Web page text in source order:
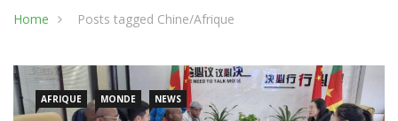
Home Posts tagged Chine/Afrique
AFRIQUE MONDE NEWS